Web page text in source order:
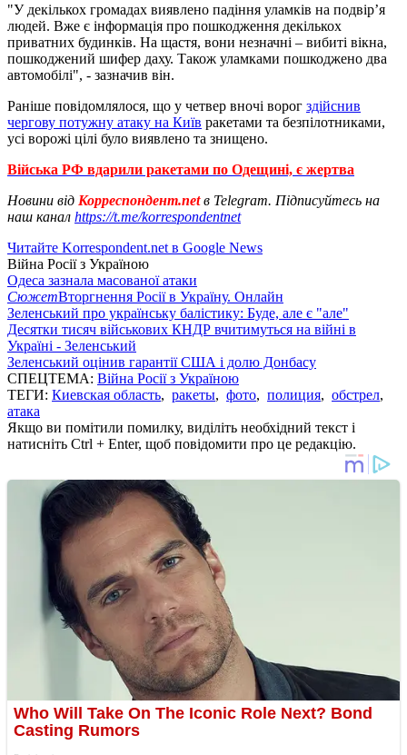
"У декількох громадах виявлено падіння уламків на подвір’я
людей. Вже є інформація про пошкодження декількох
приватних будинків. На щастя, вони незначні – вибиті вікна,
пошкоджений шифер даху. Також уламками пошкоджено два
автомобілі", - зазначив він.
Раніше повідомлялося, що у четвер вночі ворог здійснив
чергову потужну атаку на Київ ракетами та безпілотниками,
усі ворожі цілі було виявлено та знищено.
Війська РФ вдарили ракетами по Одещині, є жертва
Новини від Корреспондент.netв Telegram. Підписуйтесь на
наш канал https://t.me/korrespondentnet
Читайте Korrespondent.net в Google News
Війна Росії з Україною
Одеса зазнала масованої атаки
СюжетВторгнення Росії в Україну. Онлайн
Зеленський про українську балістику: Буде, але є "але"
Десятки тисяч військових КНДР вчитимуться на війні в
Україні - Зеленський
Зеленський оцінив гарантії США і долю Донбасу
СПЕЦТЕМА: Війна Росії з Україною
ТЕГИ: Киевская область, ракеты, фото, полиция, обстрел,
атака
Якщо ви помітили помилку, виділіть необхідний текст і
натисніть Ctrl + Enter, щоб повідомити про це редакцію.